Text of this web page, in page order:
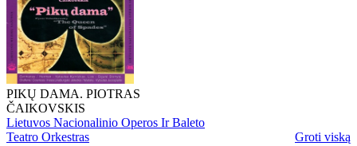
PIKŲ DAMA. PIOTRAS
ČAIKOVSKIS
Lietuvos Nacionalinio Operos Ir Baleto
Teatro Orkestras
Groti viską